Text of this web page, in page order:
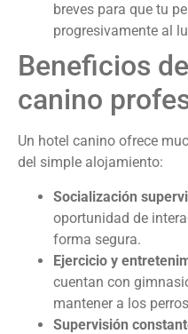
breves para que tu
progresivamente al
Beneficios
canino
Un hotel canino ofrece
del simple alojamiento:
Socialización
oportunidad de
forma segura.
Ejercicio y
cuentan con
mantener a los
Supervisión